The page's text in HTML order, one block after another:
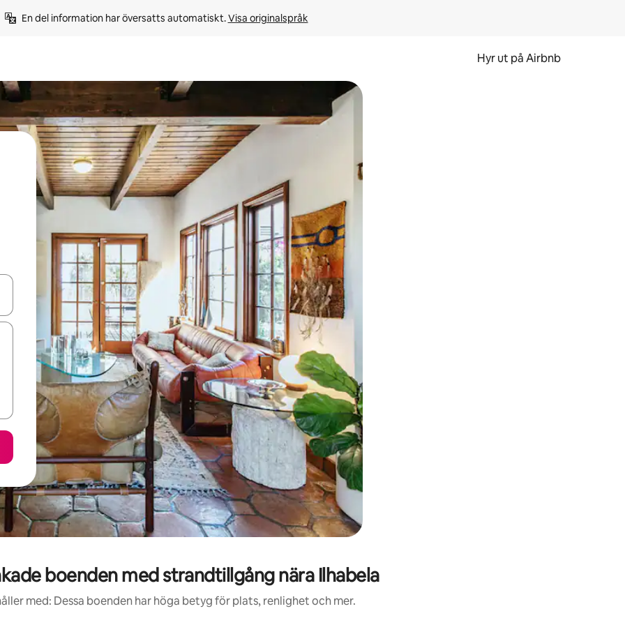
En del information har översatts automatiskt. Visa originalspråk
Hyr ut på Airbnb
och nedåtpilarna eller utforska genom att trycka eller svepa.
boenden med strandtillgång nära Ilhabela
med: Dessa boenden har höga betyg för plats, renlighet och mer.